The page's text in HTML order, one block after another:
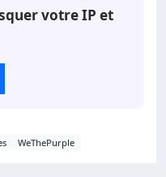
votre IP et
WeThePurple